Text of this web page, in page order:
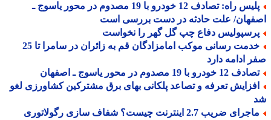
پلیس راه: تصادف 12 خودرو با 19 مصدوم در محور یاسوج ـ
علت حادثه در دست بررسی است
دفاع چپ گل گهر را نخواست
خدمت رسانی موکب امامزادگان قم به زائران در سامرا تا 25
ادامه دارد
خودرو با 19 مصدوم در محور یاسوج ـ اصفهان
تعرفه و تصاعد پلکانی بهای برق مشترکین کشاورزی لغو
ماجرای ضریب 2.7 اینترنت چیست؟ شفاف سازی رگولاتوری